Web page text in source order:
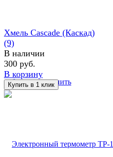
избранное сравнить
Хмель Cascade (Каскад)
(9)
В наличии
300 руб.
В корзину